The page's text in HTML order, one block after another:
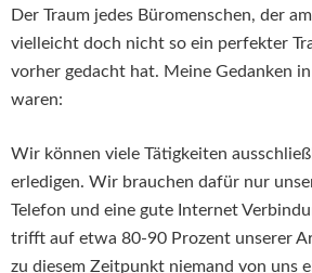
Der Traum jedes Büromenschen, der
vielleicht doch nicht so ein perfekter
vorher gedacht hat. Meine Gedanken
waren:
Wir können viele Tätigkeiten
erledigen. Wir brauchen dafür nur
Telefon und eine gute Internet
trifft auf etwa 80-90 Prozent unserer
zu diesem Zeitpunkt niemand von uns